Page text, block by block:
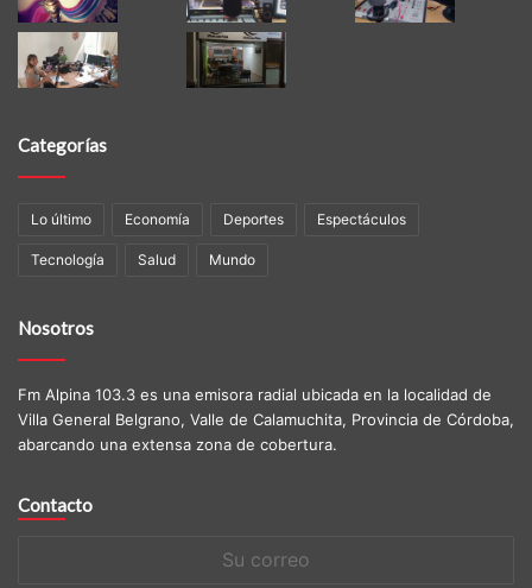
Categorías
Lo último Economía Deportes Espectáculos
Tecnología Salud Mundo
Nosotros
Fm Alpina 103.3 es una emisora radial ubicada en la localidad de
Villa General Belgrano, Valle de Calamuchita, Provincia de Córdoba,
abarcando una extensa zona de cobertura.
Contacto